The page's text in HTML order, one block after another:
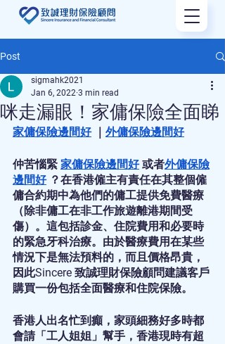
Post
咪走漏眼！家傭保險全面睇
sigmahk2021
Jan 6, 2022 3 min read
家傭保險邊間好 ｜ 外傭保險邊間好
仲苦惱緊 家傭保險邊間好 或者外傭保險
邊間好 ？在香港僱主有責任在其整個僱
傭合約期中為他們的傭工提供免費醫療
（除非傭工在非工作旅遊離港期間受
傷）。這包括診金、住院費用和必要時
的緊急牙科治療。由於醫療費用在某些
情況下是無法預料的，而且價格昂貴，
因此Sincere 致誠理財保險顧問建議客戶
購買一份包括全面醫療和住院保險。
香港人出名忙到癲，家頭細務好多時都
會請「工人姐姐」幫手，香港現時有超